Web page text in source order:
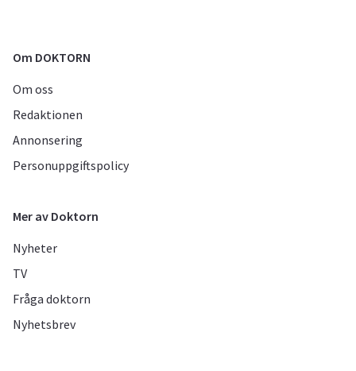
Om DOKTORN
Om oss
Redaktionen
Annonsering
Personuppgiftspolicy
Mer av Doktorn
Nyheter
TV
Fråga doktorn
Nyhetsbrev